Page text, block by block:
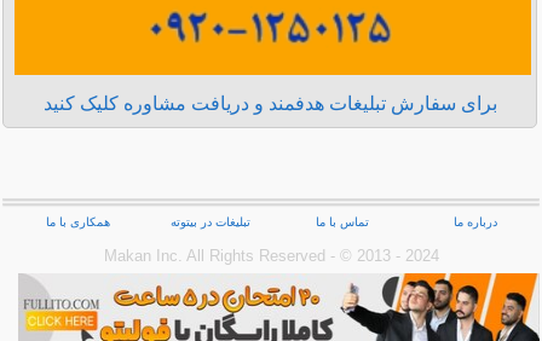
برای سفارش تبلیغات هدفمند و دریافت مشاوره کلیک کنید
درباره ما تماس با ما تبلیغات در بیتوته همکاری با ما
Makan Inc.‎ All Rights Reserved - © 2013 - 2024